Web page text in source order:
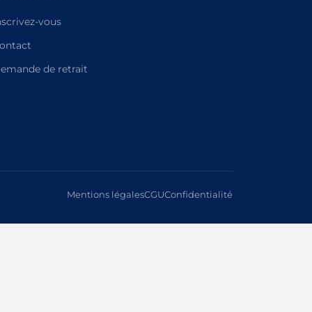
vous
de retrait
Mentions légalesCGUConfidentialité